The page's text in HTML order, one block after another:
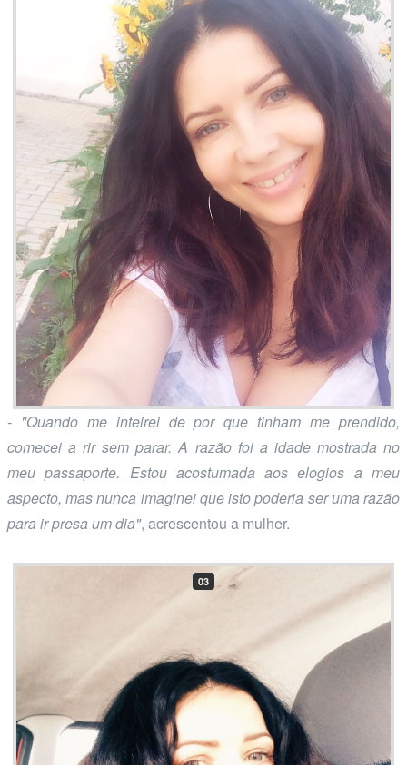
- "Quando me inteirei de por que tinham me prendido,
comecei a rir sem parar. A razão foi a idade mostrada no
meu passaporte. Estou acostumada aos elogios a meu
aspecto, mas nunca imaginei que isto poderia ser uma razão
para ir presa um dia", acrescentou a mulher.
03